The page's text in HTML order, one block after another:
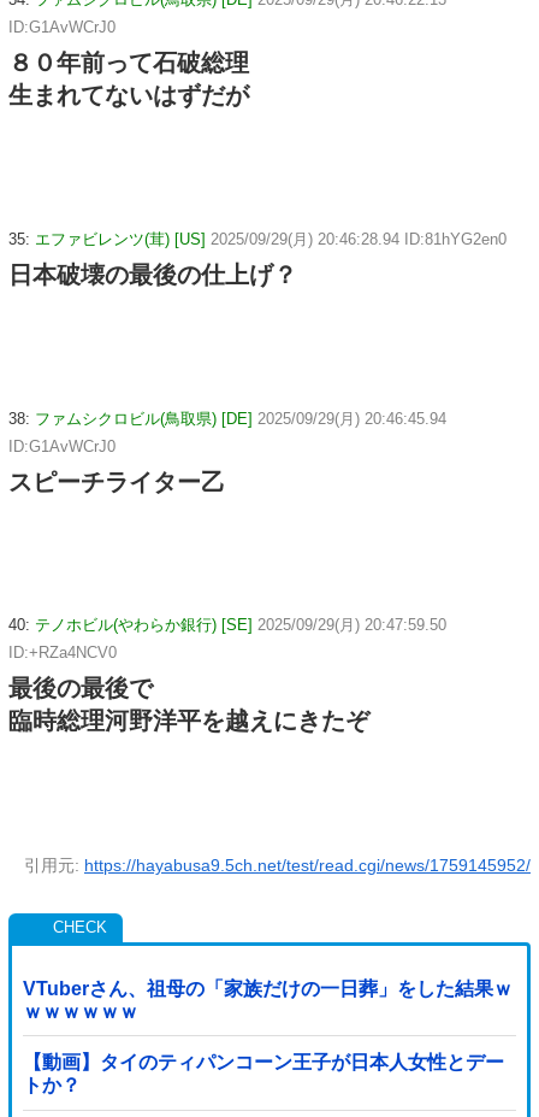
ID:G1AvWCrJ0
８０年前って石破総理
生まれてないはずだが
35: エファビレンツ(茸) [US] 2025/09/29(月) 20:46:28.94 ID:81hYG2en0
日本破壊の最後の仕上げ？
38: ファムシクロビル(鳥取県) [DE] 2025/09/29(月) 20:46:45.94
ID:G1AvWCrJ0
スピーチライター乙
40: テノホビル(やわらか銀行) [SE] 2025/09/29(月) 20:47:59.50
ID:+RZa4NCV0
最後の最後で
臨時総理河野洋平を越えにきたぞ
引用元: https://hayabusa9.5ch.net/test/read.cgi/news/1759145952/
VTuberさん、祖母の「家族だけの一日葬」をした結果ｗ
ｗｗｗｗｗｗ
【動画】タイのティパンコーン王子が日本人女性とデー
トか？